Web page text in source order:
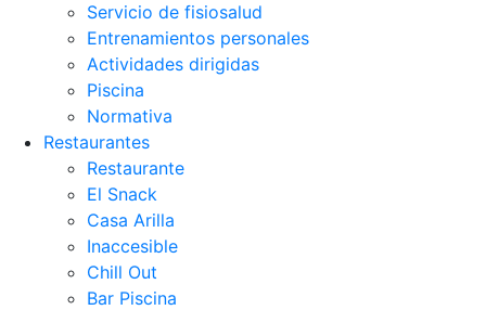
Servicio de fisiosalud
Entrenamientos personales
Actividades dirigidas
Piscina
Normativa
Restaurantes
Restaurante
El Snack
Casa Arilla
Inaccesible
Chill Out
Bar Piscina